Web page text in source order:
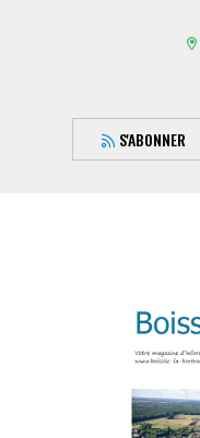
S'ABONNER